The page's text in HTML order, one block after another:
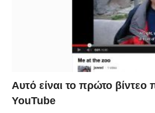
Αυτό είναι το πρώτο βίντεο
YouTube